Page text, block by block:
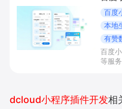
百度
本地
有赞
百度
等服
dcloud小程序插件开发相